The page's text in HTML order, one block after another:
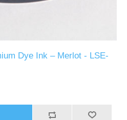
Dye Ink – Merlot - LSE-